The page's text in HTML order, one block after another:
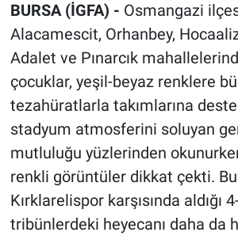
BURSA (İGFA) - Osmangazi
Alacamescit, Orhanbey,
Adalet ve Pınarcık
çocuklar, yeşil-beyaz renklere
tezahüratlarla takımlarına
stadyum atmosferini soluyan
mutluluğu yüzlerinden
renkli görüntüler dikkat çekti.
Kırklarelispor karşısında aldığı
tribünlerdeki heyecanı daha da